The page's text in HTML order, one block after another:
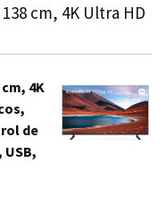
cm, 4K Ultra HD
4K
de